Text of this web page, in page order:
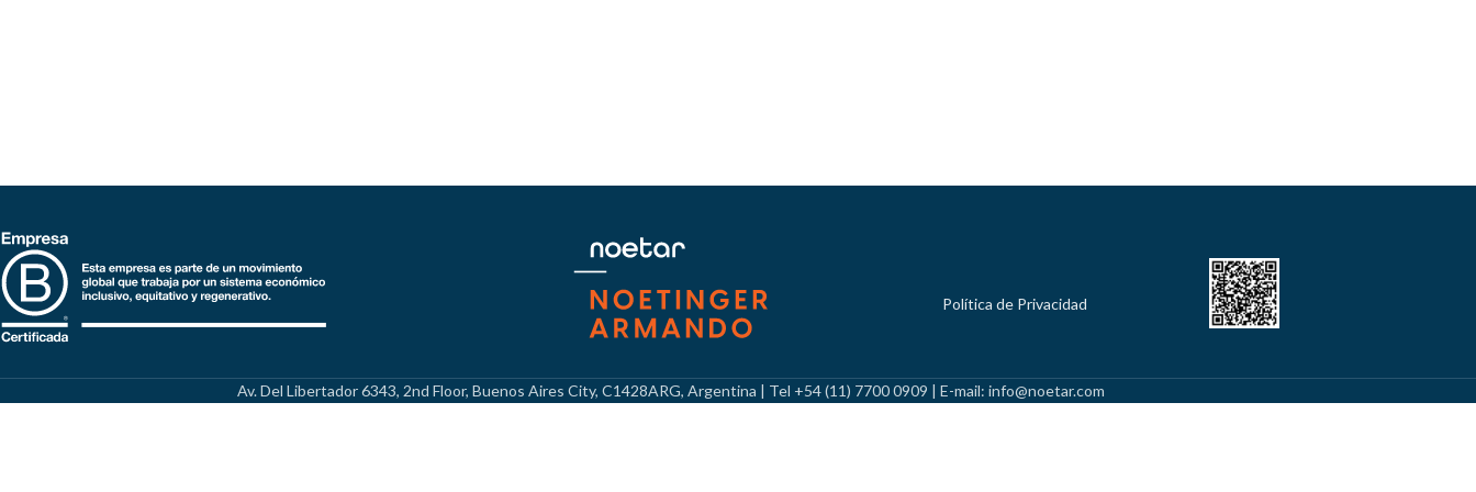
Política de Privacidad
Av. Del Libertador 6343, 2nd Floor, Buenos Aires City, C1428ARG, Argentina | Tel +54 (11) 7700 0909 | E-mail: info@noetar.com